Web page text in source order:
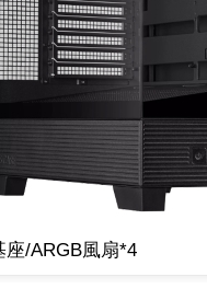
座/ARGB風扇*4